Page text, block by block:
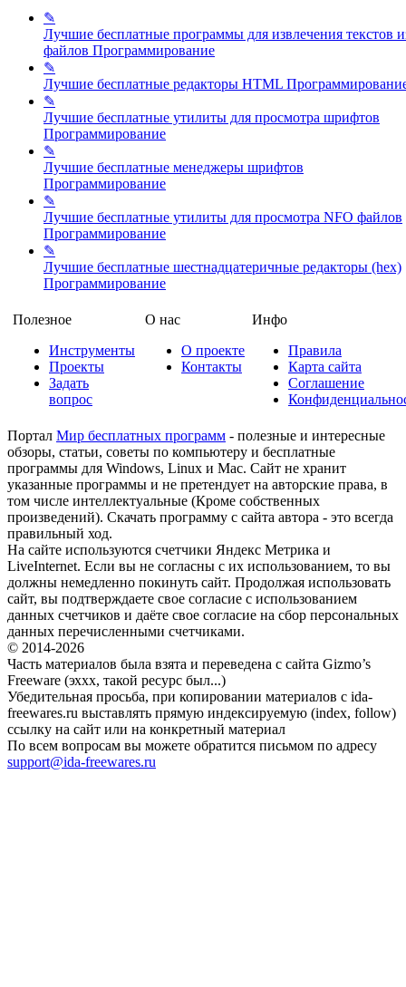
✎
Лучшие бесплатные программы для извлечения текстов
файлов Программирование
✎
Лучшие бесплатные редакторы HTML
✎
Лучшие бесплатные утилиты для просмотра шрифтов
Программирование
✎
Лучшие бесплатные менеджеры шрифтов
Программирование
✎
Лучшие бесплатные утилиты для просмотра NFO файлов
Программирование
✎
Лучшие бесплатные шестнадцатеричные редакторы (hex)
Программирование
Полезное
Инструменты
Проекты
Задать
вопрос
О нас
О проекте
Контакты
Инфо
Правила
Карта сайта
Соглашение
Портал Мир бесплатных программ - полезные и интересные
обзоры, статьи, советы по компьютеру и бесплатные
программы для Windows, Linux и Mac. Сайт не хранит
указанные программы и не претендует на авторские права, в
том числе интеллектуальные (Кроме собственных
произведений). Скачать программу с сайта автора - это всегда
правильный ход.
На сайте используются счетчики Яндекс Метрика и
LiveInternet. Если вы не согласны с их использованием, то вы
должны немедленно покинуть сайт. Продолжая использовать
сайт, вы подтверждаете свое согласие с использованием
данных счетчиков и даёте свое согласие на сбор персональных
данных перечисленными счетчиками.
© 2014-2026
Часть материалов была взята и переведена с сайта Gizmo’s
Freeware (эххх, такой ресурс был...)
Убедительная просьба, при копировании материалов с ida-
freewares.ru выставлять прямую индексируемую (index, follow)
ссылку на сайт или на конкретный материал
По всем вопросам вы можете обратится письмом по адресу
support@ida-freewares.ru